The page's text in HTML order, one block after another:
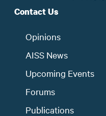
Contact Us
Opinions
AISS News
Upcoming Events
Forums
Publications